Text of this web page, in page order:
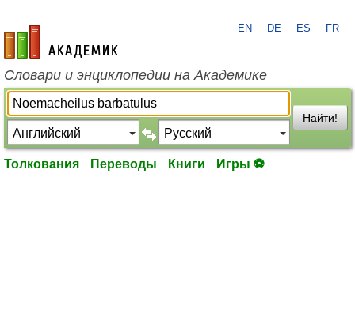
academic.ru
EN DE ES FR
Словари и энциклопедии на Академике
Найти!
Толкования Переводы Книги Игры ⚽